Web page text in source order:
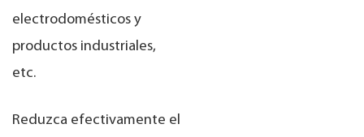
electrodomésticos y
productos industriales,
etc.
Reduzca efectivamente el